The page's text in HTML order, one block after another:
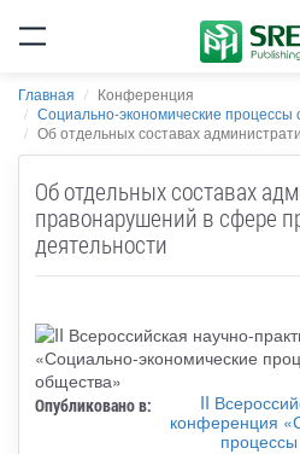
Главная
Конференция
Социально-экономические процессы
Об отдельных составах
Об отдельных составах
правонарушений в сфере
деятельности
Опубликовано в:
II
конференция